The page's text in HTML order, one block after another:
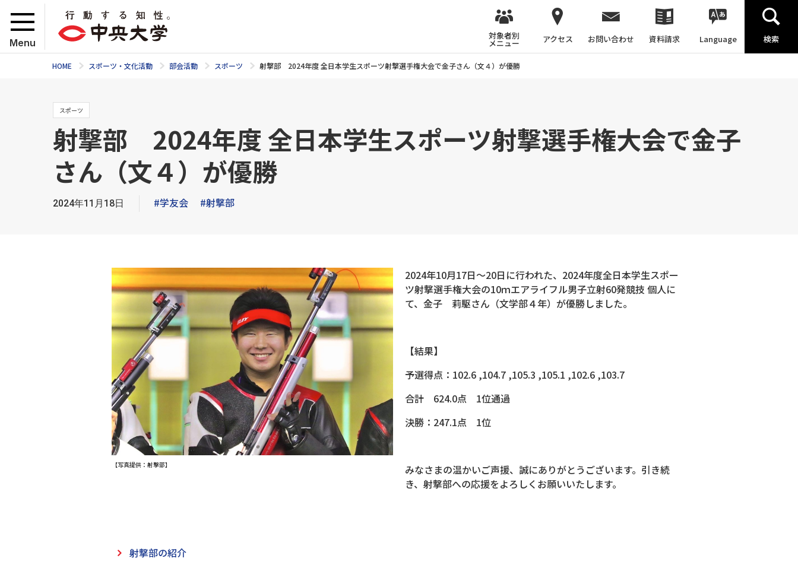
Menu
対象者別
メニュー アクセス お問い合わせ 資料請求 Language 検索
HOME スポーツ・文化活動 部会活動 スポーツ 射撃部 2024年度 全日本学生スポーツ射撃選手権大会で金子さん（文４）が優勝
スポーツ
射撃部 2024年度 全日本学生スポーツ射撃選手権大会で金子
さん（文４）が優勝
2024年11月18日 #学友会 #射撃部
【写真提供：射撃部】
2024年10月17日～20日に行われた、2024年度全日本学生スポー
ツ射撃選手権大会の10ｍエアライフル男子立射60発競技 個人に
て、金子 莉駆さん（文学部４年）が優勝しました。
【結果】
予選得点：102.6 ,104.7 ,105.3 ,105.1 ,102.6 ,103.7
合計 624.0点 1位通過
決勝：247.1点 1位
みなさまの温かいご声援、誠にありがとうございます。引き続
き、射撃部への応援をよろしくお願いいたします。
射撃部の紹介